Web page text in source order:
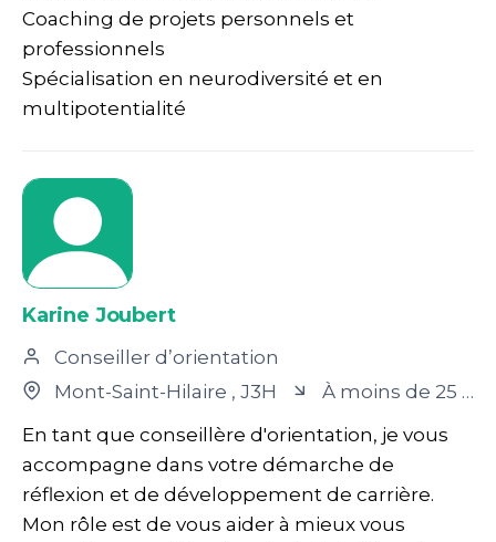
Coaching de projets personnels et
professionnels
Spécialisation en neurodiversité et en
multipotentialité
Karine Joubert
Conseiller d’orientation
Mont-Saint-Hilaire , J3H
À moins de 25 km
En tant que conseillère d'orientation, je vous
accompagne dans votre démarche de
réflexion et de développement de carrière.
Mon rôle est de vous aider à mieux vous